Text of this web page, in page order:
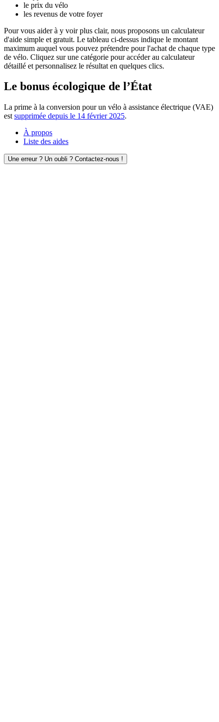
le prix du vélo
les revenus de votre foyer
Pour vous aider à y voir plus clair, nous proposons un calculateur
d'aide simple et gratuit. Le tableau ci-dessus indique le montant
maximum auquel vous pouvez prétendre pour l'achat de chaque type
de vélo. Cliquez sur une catégorie pour accéder au calculateur
détaillé et personnalisez le résultat en quelques clics.
Le bonus écologique de l’État
La prime à la conversion pour un vélo à assistance électrique (VAE)
est supprimée depuis le 14 février 2025.
À propos
Liste des aides
Une erreur ? Un oubli ? Contactez-nous !